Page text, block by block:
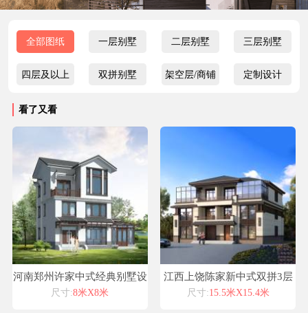
全部图纸 一层别墅 二层别墅 三层别墅
四层及以上 双拼别墅 架空层/商铺 定制设计
看了又看
河南郑州许家中式经典别墅设
计案例喜天下别墅设计图纸
尺寸:8米X8米
江西上饶陈家新中式双拼3层
别墅设计喜天下别墅设计案例
尺寸:15.5米X15.4米